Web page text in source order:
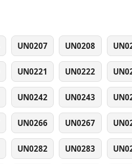
UN0207 UN0208
UN0221 UN0222
UN0242 UN0243
UN0266 UN0267
UN0282 UN0283